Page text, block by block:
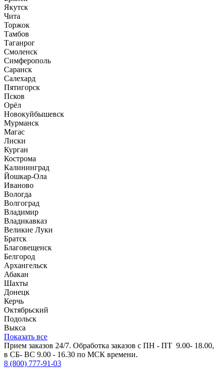
Якутск
Чита
Торжок
Тамбов
Таганрог
Смоленск
Симферополь
Саранск
Салехард
Пятигорск
Псков
Орёл
Новокуйбышевск
Мурманск
Магас
Лиски
Курган
Кострома
Калининград
Йошкар-Ола
Иваново
Вологда
Волгоград
Владимир
Владикавказ
Великие Луки
Братск
Благовещенск
Белгород
Архангельск
Абакан
Шахты
Донецк
Керчь
Октябрьский
Подольск
Выкса
Показать все
Прием заказов 24/7. Обработка заказов с ПН - ПТ 9.00- 18.00,
в СБ- ВС 9.00 - 16.30 по МСК времени.
8 (800) 777-91-03